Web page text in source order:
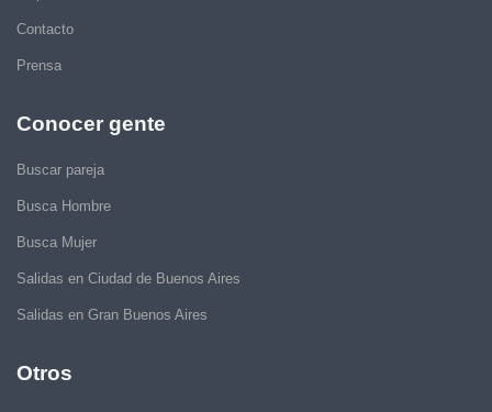
Contacto
Prensa
Conocer gente
Buscar pareja
Busca Hombre
Busca Mujer
Salidas en Ciudad de Buenos Aires
Salidas en Gran Buenos Aires
Otros